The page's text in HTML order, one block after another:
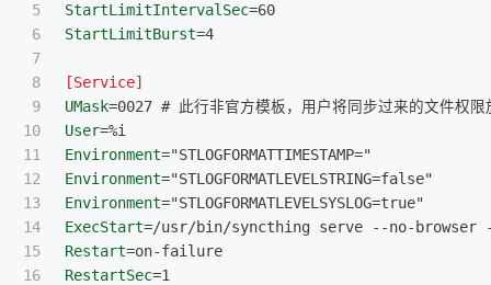
5
6
7
8
9
10
11
12
13
14
15
16
StartLimitIntervalSec=
StartLimitBurst=4
[Service]
UMask=
User=
Environment=
Environment=
Environment=
ExecStart=
Restart=
RestartSec=